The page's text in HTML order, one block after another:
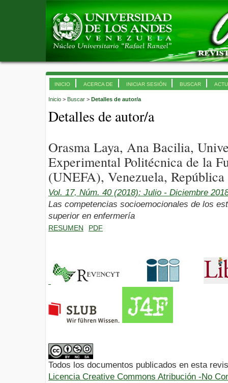
INICIO ACERCA DE INICIAR SESIÓN BUSCAR
Inicio > Buscar > Detalles de autor/a
Detalles de autor/a
Orasma Laya, Ana Bacilia,
Experimental Politécnica de la
(UNEFA), Venezuela,
Vol. 17, Núm. 40 (2018): Julio - Diciembre
Las competencias socioemocionales de los
superior en enfermería
RESUMEN PDF
Todos los documentos publicados en esta
Licencia Creative Commons Atribución -No